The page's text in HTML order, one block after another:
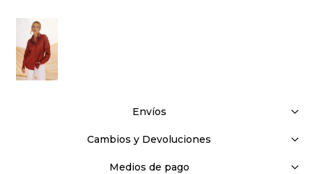
Envíos
Cambios y Devoluciones
Medios de pago